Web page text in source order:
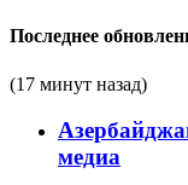
Последнее
(17 минут назад)
медиа